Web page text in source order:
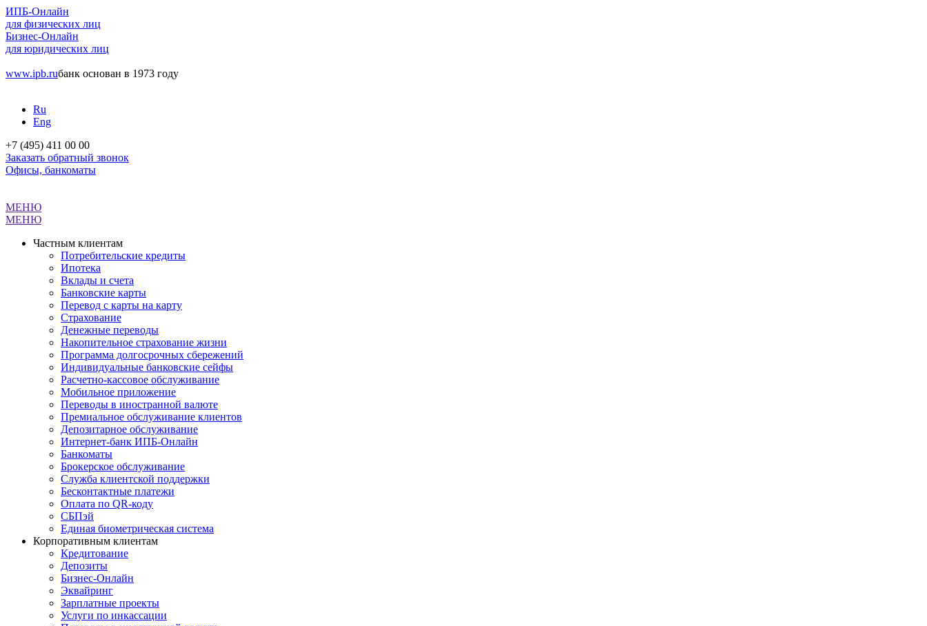
ИПБ-Онлайн
для физических лиц
Бизнес-Онлайн
для юридических лиц
www.ipb.ruбанк основан в 1973 году
Ru
Eng
+7 (495) 411 00 00
Заказать обратный звонок
Офисы, банкоматы
МЕНЮ
МЕНЮ
Частным клиентам
Потребительские кредиты
Ипотека
Вклады и счета
Банковские карты
Перевод с карты на карту
Страхование
Денежные переводы
Накопительное страхование жизни
Программа долгосрочных сбережений
Индивидуальные банковские сейфы
Расчетно-кассовое обслуживание
Мобильное приложение
Переводы в иностранной валюте
Премиальное обслуживание клиентов
Депозитарное обслуживание
Интернет-банк ИПБ-Онлайн
Банкоматы
Брокерское обслуживание
Служба клиентской поддержки
Бесконтактные платежи
Оплата по QR-коду
СБПэй
Единая биометрическая система
Корпоративным клиентам
Кредитование
Депозиты
Бизнес-Онлайн
Эквайринг
Зарплатные проекты
Услуги по инкассации